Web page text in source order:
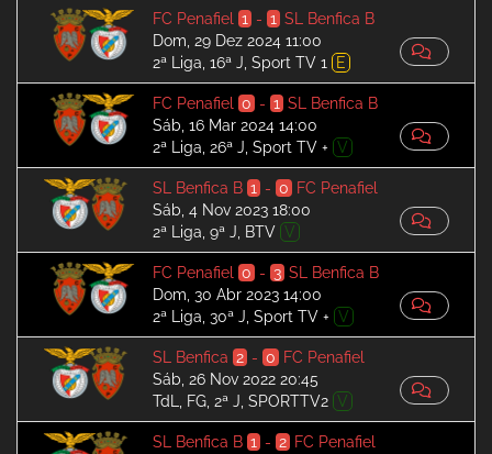
FC Penafiel 1 - 1 SL Benfica B
Dom, 29 Dez 2024 11:00
2ª Liga, 16ª J, Sport TV 1
E
FC Penafiel 0 - 1 SL Benfica B
Sáb, 16 Mar 2024 14:00
2ª Liga, 26ª J, Sport TV + V
SL Benfica B 1 - 0
FC Penafiel
Sáb, 4 Nov 2023 18:00
2ª Liga, 9ª J, BTV V
FC Penafiel 0 - 3 SL Benfica B
Dom, 30 Abr 2023 14:00
2ª Liga, 30ª J, Sport TV + V
SL Benfica 2 - 0
FC Penafiel
Sáb, 26 Nov 2022 20:45
TdL, FG, 2ª J, SPORTTV2 V
SL Benfica B 1 - 2 FC Penafiel